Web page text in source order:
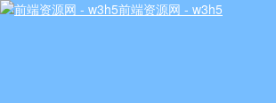
前端资源网 - w3h5